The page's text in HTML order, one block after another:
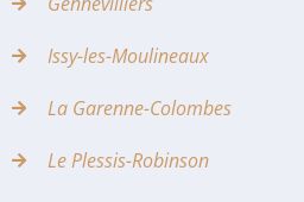
Issy-les-Moulineaux
La Garenne-Colombes
Le Plessis-Robinson